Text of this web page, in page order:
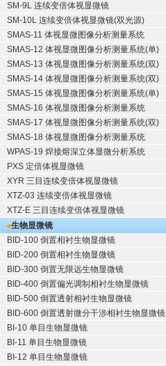
SM-9L 连续变倍体视显微镜
SM-10L 连续变倍体视显微镜(双光源)
SMAS-11 体视显微图像分析测量系统
SMAS-12 体视显微图像分析测量系统(单)
SMAS-13 体视显微图像分析测量系统(双)
SMAS-14 体视显微图像分析测量系统(双)
SMAS-15 体视显微图像分析测量系统(单)
SMAS-16 体视显微图像分析测量系统
SMAS-17 体视显微图像分析测量系统(双)
SMAS-18 体视显微图像分析测量系统
WPAS-19 焊接熔深立体显微分析系统
PXS 定倍体视显微镜
XYR 三目连续变倍体视显微镜
XTZ-03 连续变倍体视显微镜
XTZ-E 三目连续变倍体视显微镜
生物显微镜
BID-100 倒置相衬生物显微镜
BID-200 倒置相衬生物显微镜
BID-300 倒置无限远生物显微镜
BID-400 倒置偏光调制相衬生物显微镜
BID-500 倒置透射相衬生物显微镜
BID-600 倒置透射微分干涉相衬生物显微镜
BI-10 单目生物显微镜
BI-11 单目生物显微镜
BI-12 单目生物显微镜